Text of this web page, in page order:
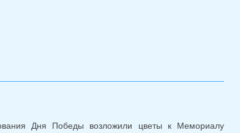
Дня Победы возложили цветы к Мемориалу